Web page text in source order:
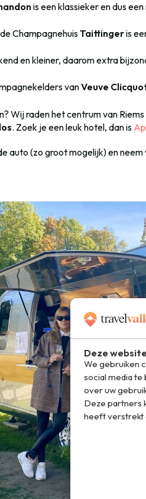
Deze
We gebruiken
social media
over uw
Deze partners
heeft verstrekt
is een klassieker en dus
ChampagnehuisTaittingeris
en kleiner, daarom extra
vanVeuve
Wij raden het centrum van
. Zoek je een leuk hotel, dan is
auto (zo groot mogelijk) en